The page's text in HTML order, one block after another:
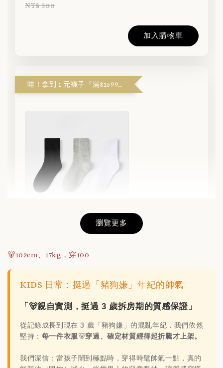
NT$ 300
加入購物車
哇！拿到 1 元襪子『滿$1599解鎖』
不滑落的羅紋短襪(3色/組)
NT$ 1
加入購物車
瀏覽更多
🐻102cm、17kg，穿100
KIDS 日常：挺過「豬狗嫌」年紀的帥氣
「🐻親自實測，挺過 3 歲拆房期的質感保證」
從記錄成長到現在 3 歲「豬狗嫌」的混亂年紀，我們依然
堅持： 每一件衣服🐻穿過、確定材質經得起折騰才上架。
我們深信：當孩子鬧到極點時，穿得時髦帥氣一點，真的